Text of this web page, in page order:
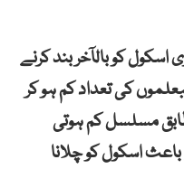
کو بالآخر بند کرنے
کی تعداد کم ہو کر
مسلسل کم ہوتی
اسکول کو چلانا